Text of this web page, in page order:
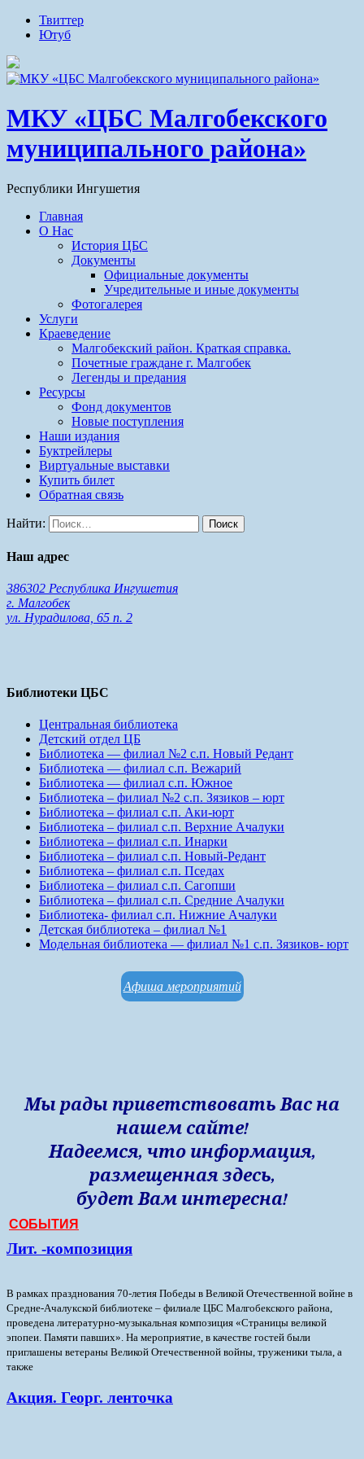
Твиттер
Ютуб
МКУ «ЦБС Малгобекского
муниципального района»
Республики Ингушетия
Главная
О Нас
История ЦБС
Документы
Официальные документы
Учредительные и иные документы
Фотогалерея
Услуги
Краеведение
Малгобекский район. Краткая справка.
Почетные граждане г. Малгобек
Легенды и предания
Ресурсы
Фонд документов
Новые поступления
Наши издания
Буктрейлеры
Виртуальные выставки
Купить билет
Обратная связь
Найти:
Наш адрес
386302 Республика Ингушетия
г. Малгобек
ул. Нурадилова, 65 п. 2
Библиотеки ЦБС
Центральная библиотека
Детский отдел ЦБ
Библиотека — филиал №2 с.п. Новый Редант
Библиотека — филиал с.п. Вежарий
Библиотека — филиал с.п. Южное
Библиотека – филиал №2 с.п. Зязиков – юрт
Библиотека – филиал с.п. Аки-юрт
Библиотека – филиал с.п. Верхние Ачалуки
Библиотека – филиал с.п. Инарки
Библиотека – филиал с.п. Новый-Редант
Библиотека – филиал с.п. Пседах
Библиотека – филиал с.п. Сагопши
Библиотека – филиал с.п. Средние Ачалуки
Библиотека- филиал с.п. Нижние Ачалуки
Детская библиотека – филиал №1
Модельная библиотека — филиал №1 с.п. Зязиков- юрт
Афиша мероприятий
Мы рады приветствовать Вас на
нашем сайте!
Надеемся, что информация,
размещенная здесь,
будет Вам интересна!
СОБЫТИЯ
Лит. -композиция
В рамках празднования 70-летия Победы в Великой Отечественной войне в
Средне-Ачалукской библиотеке – филиале ЦБС Малгобекского района,
проведена литературно-музыкальная композиция «Страницы великой
эпопеи. Памяти павших». На мероприятие, в качестве гостей были
приглашены ветераны Великой Отечественной войны, труженики тыла, а
также
Акция. Георг. ленточка